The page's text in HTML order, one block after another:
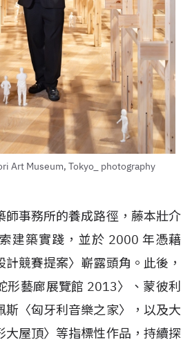
Art Museum, Tokyo_ photography
師事務所的養成路徑，藤本壯介
建築實踐，並於 2000 年憑藉
計競賽提案〉嶄露頭角。此後，
形藝廊展覽館 2013〉、蒙彼利
斯〈匈牙利音樂之家〉，以及大
大屋頂〉等指標性作品，持續探